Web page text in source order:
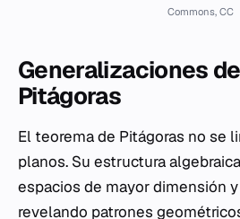
Commons, CC
Generalizaciones
Pitágoras
El teorema de Pitágoras no se
planos. Su estructura
espacios de mayor dimensión
revelando patrones